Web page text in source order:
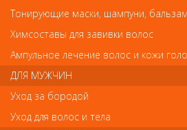
Арт.SLT60P-1/200
675р.-
Тонирующие маски, шампуни,
Химсоставы для завивки волос
Ампульное лечение волос и кожи
ДЛЯ МУЖЧИН
Уход за бородой
Уход для волос и тела